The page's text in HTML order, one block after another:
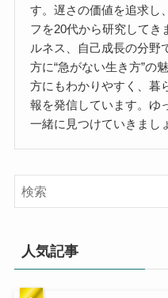
す。遅さの価値を追求し
フを20代から研究してき
ルネス、自己成長の分野
方に“急がない生き方”の
方にもわかりやすく、暮
報を発信しています。ゆ
一緒に見つけていきまし
人気記事